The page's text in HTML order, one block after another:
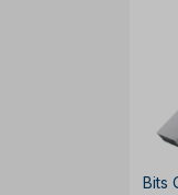
Bits